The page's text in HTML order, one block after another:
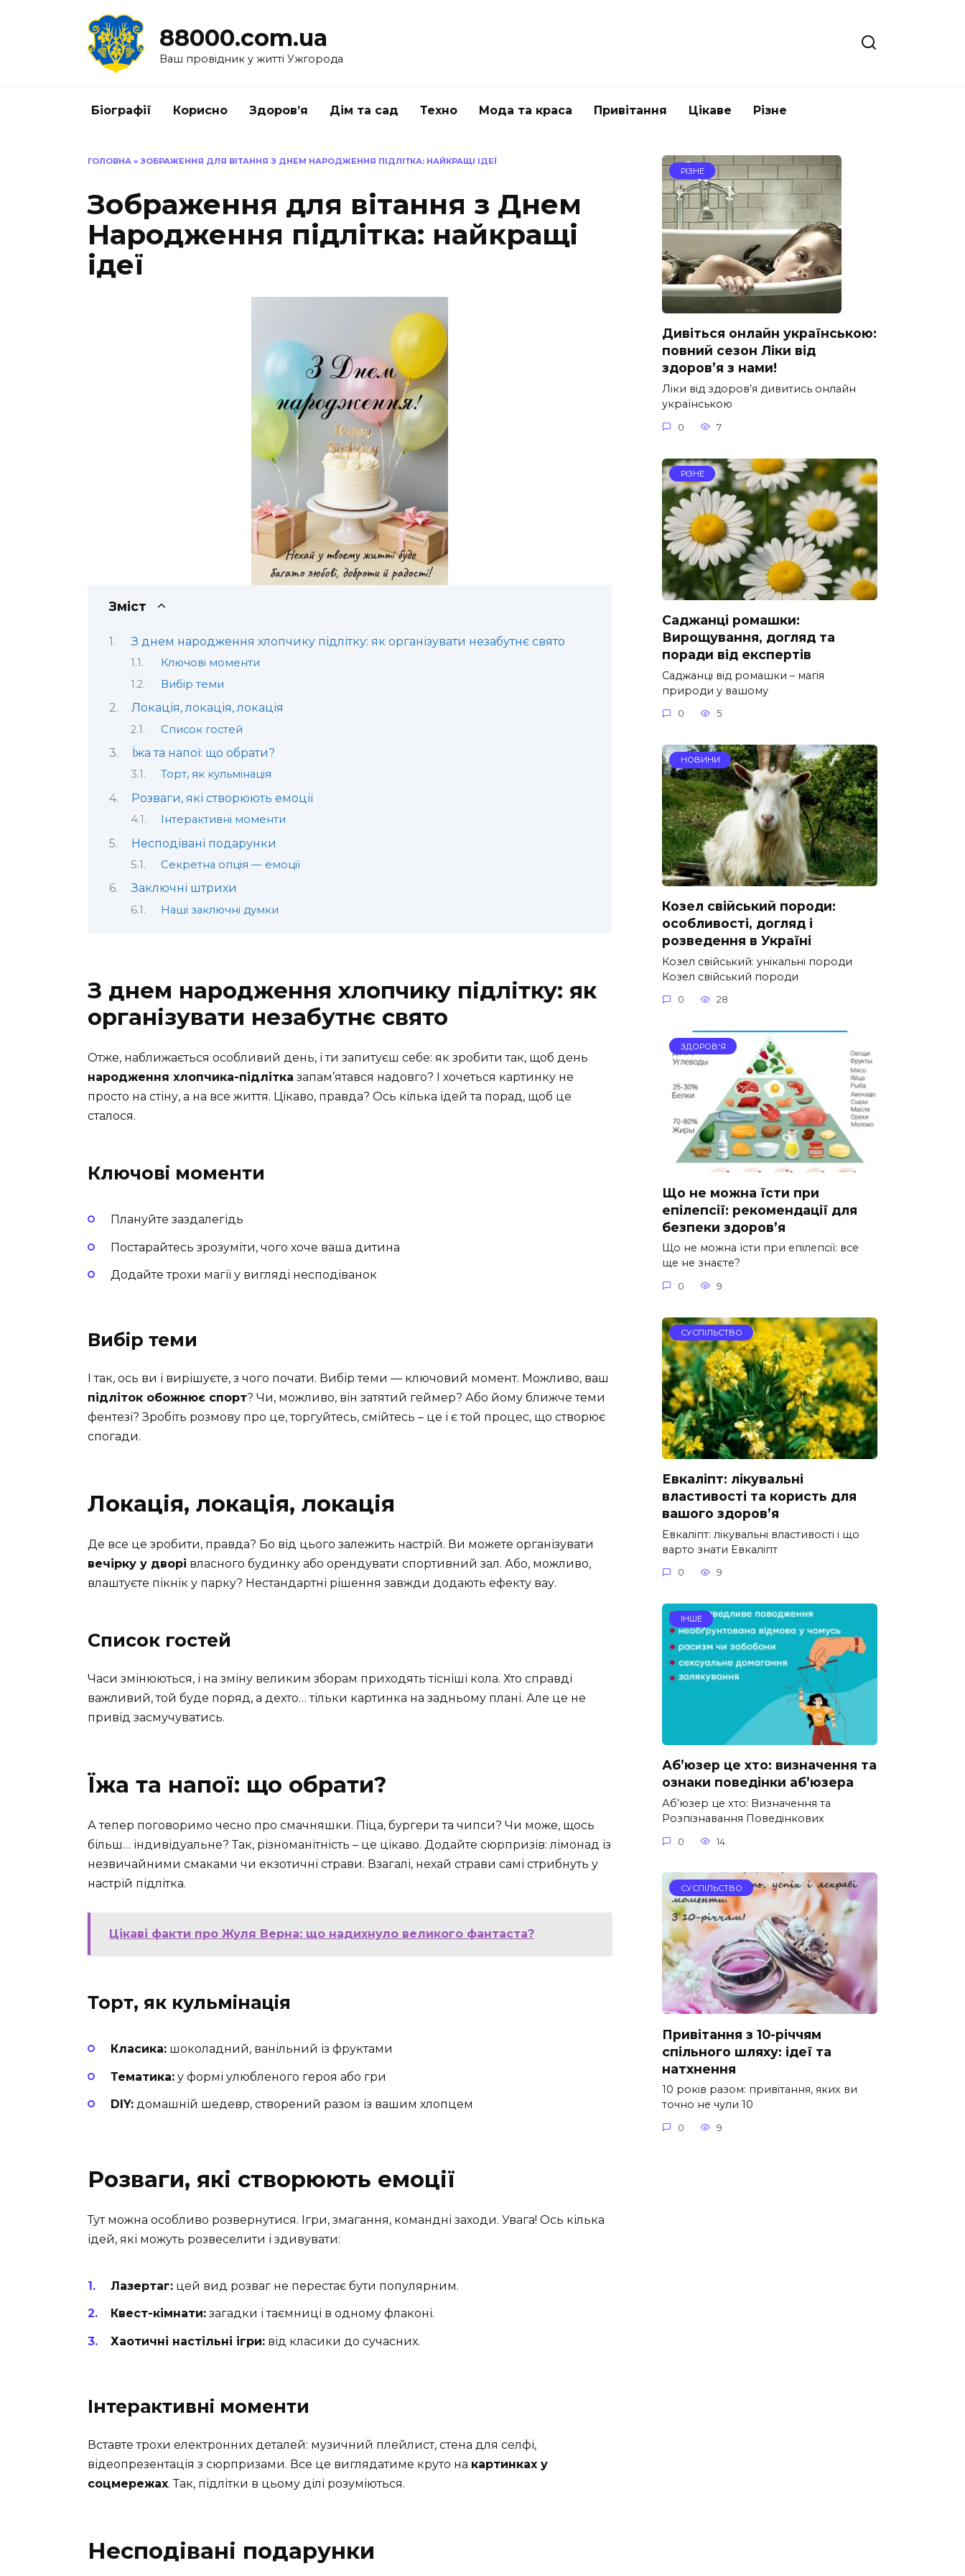
88000.com.ua
Ваш провідник у житті Ужгорода
Біографії Корисно Здоров’я Дім та сад Техно Мода та краса Привітання Цікаве Різне
ГОЛОВНА » ЗОБРАЖЕННЯ ДЛЯ ВІТАННЯ З ДНЕМ НАРОДЖЕННЯ ПІДЛІТКА: НАЙКРАЩІ ІДЕЇ
Зображення для вітання з Днем
Народження підлітка: найкращі
ідеї
Зміст
З днем народження хлопчику підлітку: як організувати незабутнє свято
Ключові моменти
Вибір теми
Локація, локація, локація
Список гостей
Їжа та напої: що обрати?
Торт, як кульмінація
Розваги, які створюють емоції
Інтерактивні моменти
Несподівані подарунки
Секретна опція — емоції
Заключні штрихи
Наші заключні думки
З днем народження хлопчику підлітку: як
організувати незабутнє свято
Отже, наближається особливий день, і ти запитуєш себе: як зробити так, щоб день
народження хлопчика-підлітка запам’ятався надовго? І хочеться картинку не
просто на стіну, а на все життя. Цікаво, правда? Ось кілька ідей та порад, щоб це
сталося.
Ключові моменти
Плануйте заздалегідь
Постарайтесь зрозуміти, чого хоче ваша дитина
Додайте трохи магії у вигляді несподіванок
Вибір теми
І так, ось ви і вирішуєте, з чого почати. Вибір теми — ключовий момент. Можливо, ваш
підліток обожнює спорт? Чи, можливо, він затятий геймер? Або йому ближче теми
фентезі? Зробіть розмову про це, торгуйтесь, смійтесь – це і є той процес, що створює
спогади.
Локація, локація, локація
Де все це зробити, правда? Бо від цього залежить настрій. Ви можете організувати
вечірку у дворі власного будинку або орендувати спортивний зал. Або, можливо,
влаштуєте пікнік у парку? Нестандартні рішення завжди додають ефекту вау.
Список гостей
Часи змінюються, і на зміну великим зборам приходять тісніші кола. Хто справді
важливий, той буде поряд, а дехто… тільки картинка на задньому плані. Але це не
привід засмучуватись.
Їжа та напої: що обрати?
А тепер поговоримо чесно про смачняшки. Піца, бургери та чипси? Чи може, щось
більш… індивідуальне? Так, різноманітність – це цікаво. Додайте сюрпризів: лімонад із
незвичайними смаками чи екзотичні страви. Взагалі, нехай страви самі стрибнуть у
настрій підлітка.
Цікаві факти про Жуля Верна: що надихнуло великого фантаста?
Торт, як кульмінація
Класика: шоколадний, ванільний із фруктами
Тематика: у формі улюбленого героя або гри
DIY: домашній шедевр, створений разом із вашим хлопцем
Розваги, які створюють емоції
Тут можна особливо розвернутися. Ігри, змагання, командні заходи. Увага! Ось кілька
ідей, які можуть розвеселити і здивувати:
Лазертаг: цей вид розваг не перестає бути популярним.
Квест-кімнати: загадки і таємниці в одному флаконі.
Хаотичні настільні ігри: від класики до сучасних.
Інтерактивні моменти
Вставте трохи електронних деталей: музичний плейлист, стена для селфі,
відеопрезентація з сюрпризами. Все це виглядатиме круто на картинках у
соцмережах. Так, підлітки в цьому ділі розуміються.
Несподівані подарунки
РІЗНЕ
Дивіться онлайн українською:
повний сезон Ліки від
здоров’я з нами!
Ліки від здоров’я дивитись онлайн
українською
0 7
РІЗНЕ
Саджанці ромашки:
Вирощування, догляд та
поради від експертів
Саджанці від ромашки – магія
природи у вашому
0 5
НОВИНИ
Козел свійський породи:
особливості, догляд і
розведення в Україні
Козел свійський: унікальні породи
Козел свійський породи
0 28
ЗДОРОВ'Я
Що не можна їсти при
епілепсії: рекомендації для
безпеки здоров’я
Що не можна їсти при епілепсії: все
ще не знаєте?
0 9
СУСПІЛЬСТВО
Евкаліпт: лікувальні
властивості та користь для
вашого здоров’я
Евкаліпт: лікувальні властивості і що
варто знати Евкаліпт
0 9
ІНШЕ
Аб’юзер це хто: визначення та
ознаки поведінки аб’юзера
Аб’юзер це хто: Визначення та
Розпізнавання Поведінкових
0 14
СУСПІЛЬСТВО
Привітання з 10-річчям
спільного шляху: ідеї та
натхнення
10 років разом: привітання, яких ви
точно не чули 10
0 9